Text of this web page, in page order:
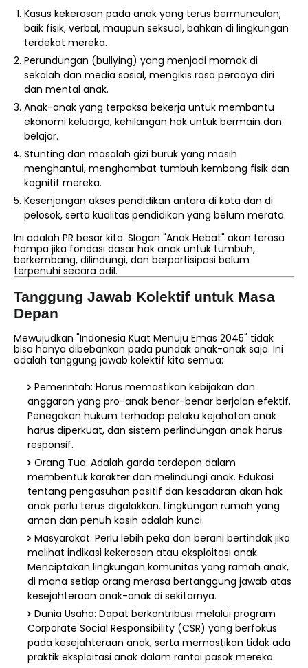
Kasus kekerasan pada anak yang terus bermunculan,
baik fisik, verbal, maupun seksual, bahkan di lingkungan
terdekat mereka.
Perundungan (bullying) yang menjadi momok di
sekolah dan media sosial, mengikis rasa percaya diri
dan mental anak.
Anak-anak yang terpaksa bekerja untuk membantu
ekonomi keluarga, kehilangan hak untuk bermain dan
belajar.
Stunting dan masalah gizi buruk yang masih
menghantui, menghambat tumbuh kembang fisik dan
kognitif mereka.
Kesenjangan akses pendidikan antara di kota dan di
pelosok, serta kualitas pendidikan yang belum merata.
Ini adalah PR besar kita. Slogan "Anak Hebat" akan terasa
hampa jika fondasi dasar hak anak untuk tumbuh,
berkembang, dilindungi, dan berpartisipasi belum
terpenuhi secara adil.
Tanggung Jawab Kolektif untuk Masa
Depan
Mewujudkan "Indonesia Kuat Menuju Emas 2045" tidak
bisa hanya dibebankan pada pundak anak-anak saja. Ini
adalah tanggung jawab kolektif kita semua:
Pemerintah: Harus memastikan kebijakan dan
anggaran yang pro-anak benar-benar berjalan efektif.
Penegakan hukum terhadap pelaku kejahatan anak
harus diperkuat, dan sistem perlindungan anak harus
responsif.
Orang Tua: Adalah garda terdepan dalam
membentuk karakter dan melindungi anak. Edukasi
tentang pengasuhan positif dan kesadaran akan hak
anak perlu terus digalakkan. Lingkungan rumah yang
aman dan penuh kasih adalah kunci.
Masyarakat: Perlu lebih peka dan berani bertindak jika
melihat indikasi kekerasan atau eksploitasi anak.
Menciptakan lingkungan komunitas yang ramah anak,
di mana setiap orang merasa bertanggung jawab atas
kesejahteraan anak-anak di sekitarnya.
Dunia Usaha: Dapat berkontribusi melalui program
Corporate Social Responsibility (CSR) yang berfokus
pada kesejahteraan anak, serta memastikan tidak ada
praktik eksploitasi anak dalam rantai pasok mereka.